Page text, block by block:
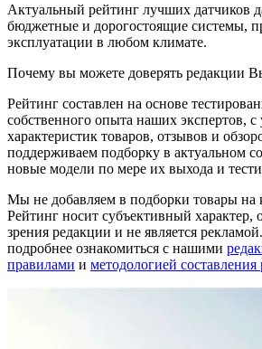
Актуальный рейтинг лучших датчиков
бюджетные и дорогостоящие системы,
эксплуатации в любом климате.
Почему вы можете доверять редакции
Рейтинг составлен на основе
собственного опыта наших экспертов, с
характеристик товаров, отзывов и
поддерживаем подборку в актуальном
новые модели по мере их выхода и
Мы не добавляем в подборки товары на
Рейтинг носит субъективный характер,
зрения редакции и не является
подробнее ознакомиться с нашими
правилами и методологией составления